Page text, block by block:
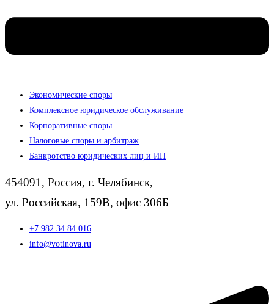
Экономические споры
Комплексное юридическое обслуживание
Корпоративные споры
Налоговые споры и арбитраж
Банкротство юридических лиц и ИП
454091, Россия, г. Челябинск,
ул. Российская, 159В, офис 306Б
+7 982 34 84 016
info@votinova.ru